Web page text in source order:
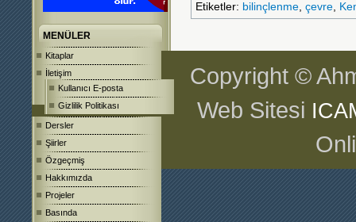
MENÜLER
Kitaplar
İletişim
Kullanıcı E-posta
Gizlilik Politikası
Dersler
Şiirler
Özgeçmiş
Hakkımızda
Projeler
Basında
Etiketler: bilinçlenme, çevre,
Copyright ©
Web Sitesi